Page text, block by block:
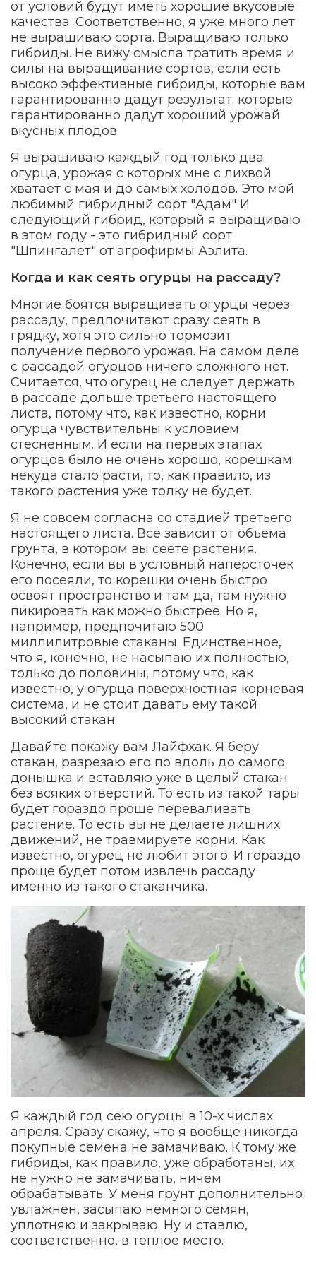
от условий будут иметь хорошие вкусовые
качества. Соответственно, я уже много лет
не выращиваю сорта. Выращиваю только
гибриды. Не вижу смысла тратить время и
силы на выращивание сортов, если есть
высоко эффективные гибриды, которые вам
гарантированно дадут результат. которые
гарантированно дадут хороший урожай
вкусных плодов.
Я выращиваю каждый год только два
огурца, урожая с которых мне с лихвой
хватает с мая и до самых холодов. Это мой
любимый гибридный сорт "Адам" И
следующий гибрид, который я выращиваю
в этом году - это гибридный сорт
"Шпингалет" от агрофирмы Аэлита.
Когда и как сеять огурцы на рассаду?
Многие боятся выращивать огурцы через
рассаду, предпочитают сразу сеять в
грядку, хотя это сильно тормозит
получение первого урожая. На самом деле
с рассадой огурцов ничего сложного нет.
Считается, что огурец не следует держать
в рассаде дольше третьего настоящего
листа, потому что, как известно, корни
огурца чувствительны к условием
стесненным. И если на первых этапах
огурцов было не очень хорошо, корешкам
некуда стало расти, то, как правило, из
такого растения уже толку не будет.
Я не совсем согласна со стадией третьего
настоящего листа. Все зависит от объема
грунта, в котором вы сеете растения.
Конечно, если вы в условный наперсточек
его посеяли, то корешки очень быстро
освоят пространство и там да, там нужно
пикировать как можно быстрее. Но я,
например, предпочитаю 500
миллилитровые стаканы. Единственное,
что я, конечно, не насыпаю их полностью,
только до половины, потому что, как
известно, у огурца поверхностная корневая
система, и не стоит давать ему такой
высокий стакан.
Давайте покажу вам Лайфхак. Я беру
стакан, разрезаю его по вдоль до самого
донышка и вставляю уже в целый стакан
без всяких отверстий. То есть из такой тары
будет гораздо проще переваливать
растение. То есть вы не делаете лишних
движений, не травмируете корни. Как
известно, огурец не любит этого. И гораздо
проще будет потом извлечь рассаду
именно из такого стаканчика.
Я каждый год сею огурцы в 10-х числах
апреля. Сразу скажу, что я вообще никогда
покупные семена не замачиваю. К тому же
гибриды, как правило, уже обработаны, их
не нужно не замачивать, ничем
обрабатывать. У меня грунт дополнительно
увлажнен, засыпаю немного семян,
уплотняю и закрываю. Ну и ставлю,
соответственно, в теплое место.